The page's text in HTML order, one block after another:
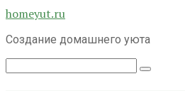
Перейти
контенту
homeyut.ru
Создание домашнего уюта